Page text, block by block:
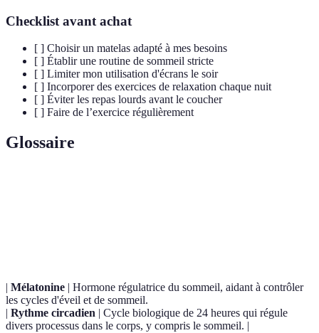
Checklist avant achat
[ ] Choisir un matelas adapté à mes besoins
[ ] Établir une routine de sommeil stricte
[ ] Limiter mon utilisation d'écrans le soir
[ ] Incorporer des exercices de relaxation chaque nuit
[ ] Éviter les repas lourds avant le coucher
[ ] Faire de l’exercice régulièrement
Glossaire
| Mélatonine | Hormone régulatrice du sommeil, aidant à contrôler
les cycles d'éveil et de sommeil.
| Rythme circadien | Cycle biologique de 24 heures qui régule
divers processus dans le corps, y compris le sommeil. |